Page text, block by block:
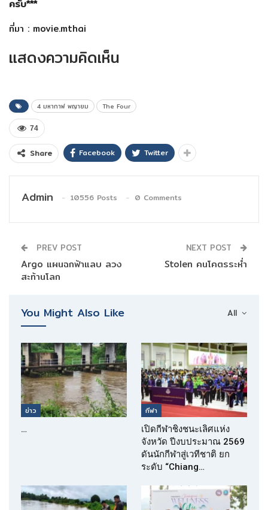
ครับ***
ที่มา : movie.mthai
แสดงความคิดเห็น
4 มหากาฬ พญายม The Four
74
Share Facebook Twitter
Admin 10556 Posts 0 Comments
PREV POST
Argo แผนฉกฟ้าแลบ ลวง
สะท้านโลก
NEXT POST
Stolen คนโคตรระห่ำ
All
You Might Also Like
ข่าว
…
กีฬา
เปิดกีฬาชิงชนะเลิศแห่ง
จังหวัด ปีงบประมาณ 2569
ดันนักกีฬาสู่เวทีชาติ ยก
ระดับ “Chiang…